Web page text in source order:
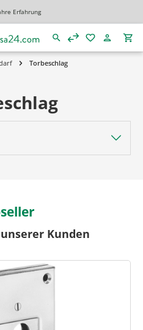
Erfahrung
Torbeschlag
Kunden